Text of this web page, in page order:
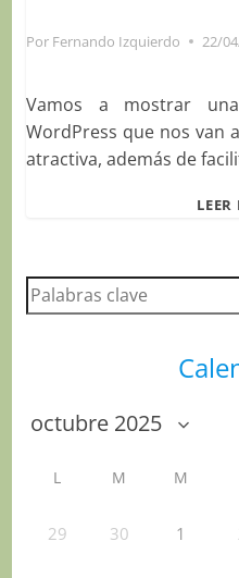
Por Fernando Izquierdo 22/
Vamos a mostrar
WordPress que nos van
atractiva, además de
LEER
Buscar
L M M
29 30 1